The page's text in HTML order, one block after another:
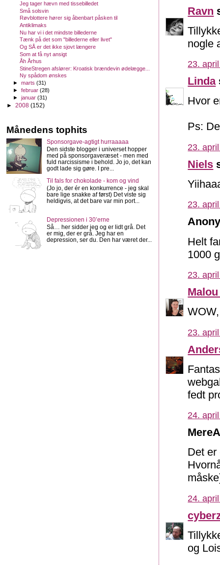
Ravn
nogle
23.
Linda
Hvor
Ps:
23.
Niels
23.
Helt
1000
23.
23.
fedt
24.
Det er
24.
og
Jeg tager hævn med tissebilledet
Små solsvin
Røvblottere hører sig åbenbart påsken til
Antiklimaks
Nu har vi i det mindste billederne
Tænk på det som "billederne eller livet"
Og SÅ er det ikke sjovt længere
Som at få nyt ansigt
Åh Århus
StineStregen afslører: Kroatisk brændevin ødelægge...
Ny spådom ønskes
►marts(31)
►februar(28)
►januar(31)
► 2008 (152)
Månedens tophits
Sponsorgave-agtigt hurraaaaa
Den sidste blogger i universet hopper
med på sponsorgaveræset - men med
fuld narcissisme i behold. Jo jo, det kan
godt lade sig gøre. I pre...
Til fals for chokolade - kom og vind
(Jo jo, der ér en konkurrence - jeg skal
bare lige snakke af først) Det viste sig
heldigvis, at det bare var min port...
Depressionen i 30’erne
Så… her sidder jeg og er lidt grå. Det
er mig, der er grå. Jeg har en
depression, ser du. Den har været der...